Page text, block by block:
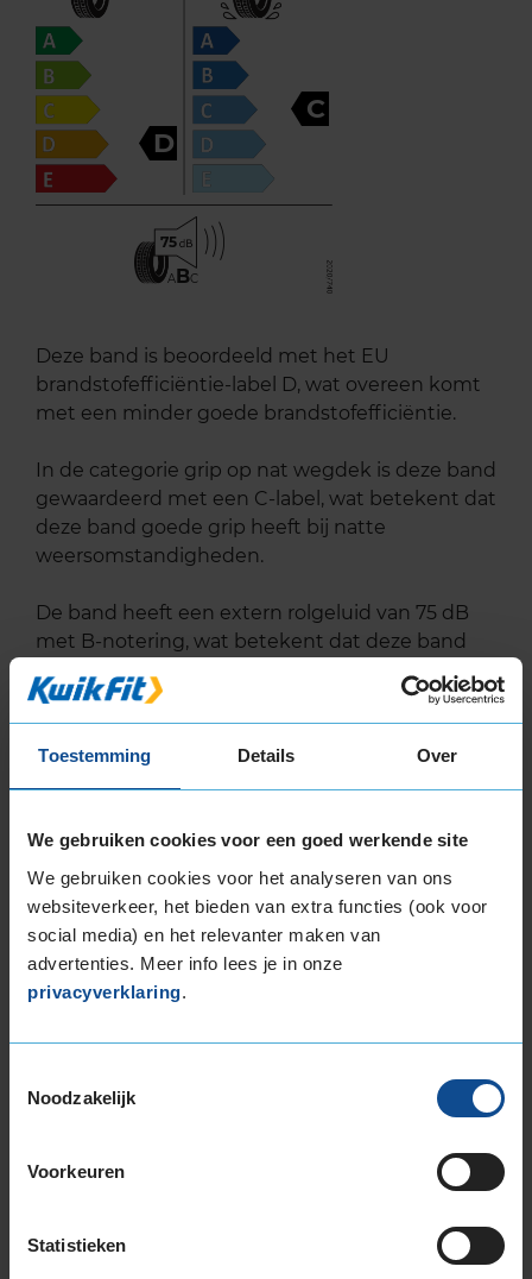
Toestemming Details Over
We gebruiken cookies voor een goed werkende site
We gebruiken cookies voor het analyseren van ons
websiteverkeer, het bieden van extra functies (ook voor
social media) en het relevanter maken van
advertenties. Meer info lees je in onze
privacyverklaring.
Noodzakelijk
Voorkeuren
Statistieken
D
C
75
ABC
Deze band is beoordeeld met het EU
brandstofefficiëntie-label D, wat overeen komt
met een minder goede brandstofefficiëntie.
In de categorie grip op nat wegdek is deze band
gewaardeerd met een C-label, wat betekent dat
deze band goede grip heeft bij natte
weersomstandigheden.
De band heeft een extern rolgeluid van 75 dB
met B-notering, wat betekent dat deze band
Wil je nog meer informatie over het
bandenlabel van deze band, klik dan
hier
Bandenmontagepakketten
Kies je
bandenmaat omvang (inch)